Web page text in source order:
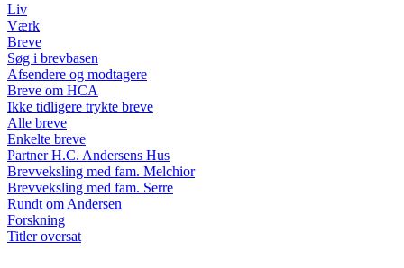
Liv
Værk
Breve
Søg i brevbasen
Afsendere og modtagere
Breve om HCA
Ikke tidligere trykte breve
Alle breve
Enkelte breve
Partner H.C. Andersens Hus
Brevveksling med fam. Melchior
Brevveksling med fam. Serre
Rundt om Andersen
Forskning
Titler oversat